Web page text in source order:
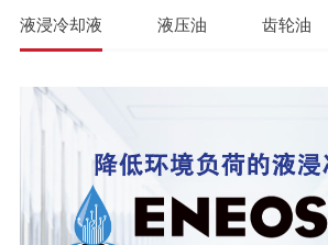
液浸冷却液 液压油 齿轮油